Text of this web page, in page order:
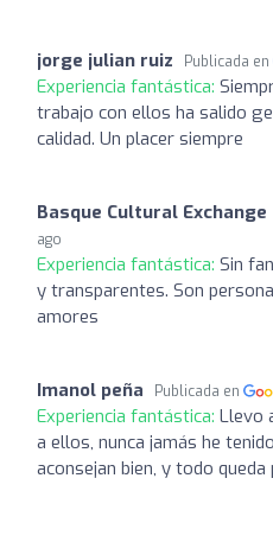
jorge julian ruiz Publicada en
Experiencia fantástica:
trabajo con ellos ha salido
calidad. Un placer siempre
Basque Cultural Exchange
ago
Experiencia fantástica: Sin
y transparentes. Son
amores
Imanol peña Publicada en
Experiencia fantástica: Llevo
a ellos, nunca jamás he
aconsejan bien, y todo